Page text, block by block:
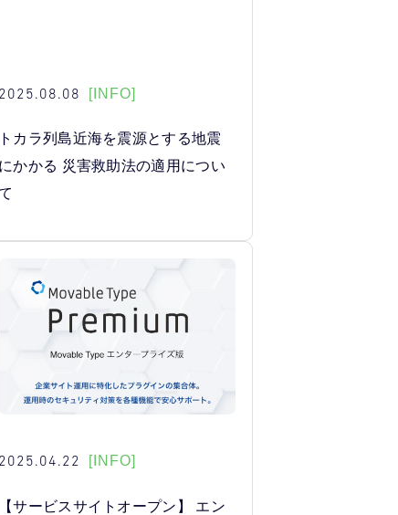
2025.08.08 [INFO]
トカラ列島近海を震源とする地震
にかかる 災害救助法の適用につい
2025.04.22 [INFO]
【サービスサイトオープン】 エン